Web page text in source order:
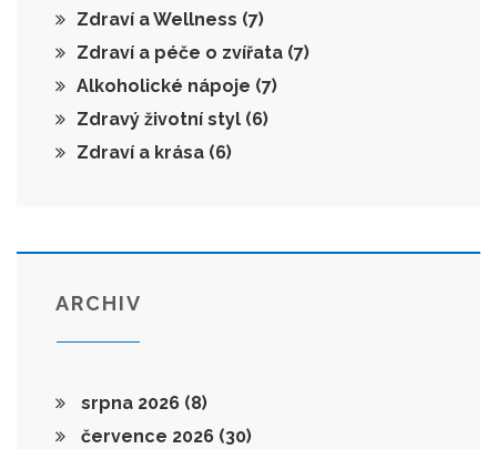
Zdraví a Wellness (7)
Zdraví a péče o zvířata (7)
Alkoholické nápoje (7)
Zdravý životní styl (6)
Zdraví a krása (6)
ARCHIV
srpna 2026 (8)
července 2026 (30)